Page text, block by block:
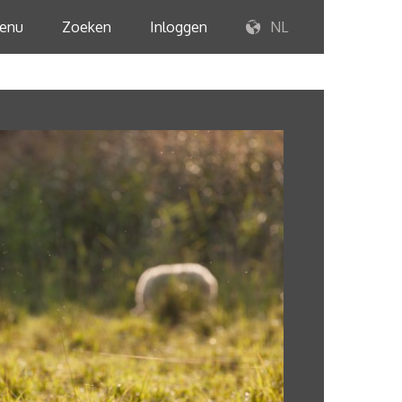
Zoeken Inloggen NL